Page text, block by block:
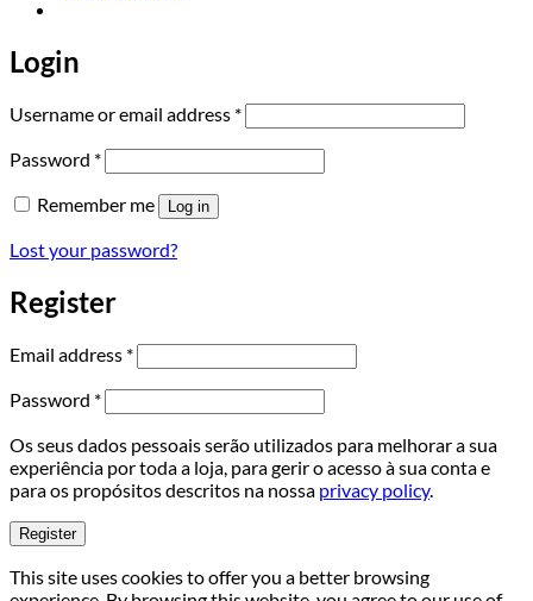
Login
Username or email address *Required
Password *Required
Remember me Log in
Lost your password?
Register
Email address *Required
Password *Required
Os seus dados pessoais serão utilizados para melhorar a sua
experiência por toda a loja, para gerir o acesso à sua conta e
para os propósitos descritos na nossa privacy policy.
Register
This site uses cookies to offer you a better browsing